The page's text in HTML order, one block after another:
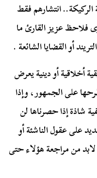
الركيكة.. انتشارهم فقط
فلاحظ عزيز القارئ ما
أو القضايا الشائعة .
أخلاقية أو دينية يعرض
على الجمهور، وإذا
شاذة إذا حصرناها لن
على عقول الناشئة أو
لابد من مراجعة هؤلاء حتى